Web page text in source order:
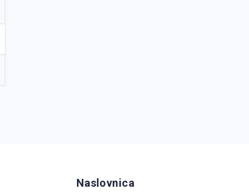
Naslovnica